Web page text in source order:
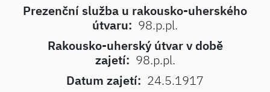
Prezenční služba u rakousko-uherského
útvaru: 98.p.pl.
Rakousko-uherský útvar v době
zajetí: 98.p.pl.
Datum zajetí: 24.5.1917